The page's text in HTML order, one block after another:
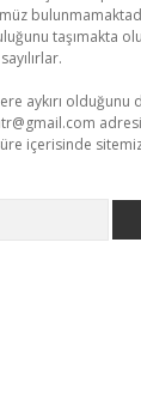
taşımakta
aykırı olduğunu
içerisinde